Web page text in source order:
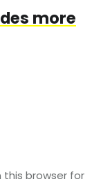
more
this browser for